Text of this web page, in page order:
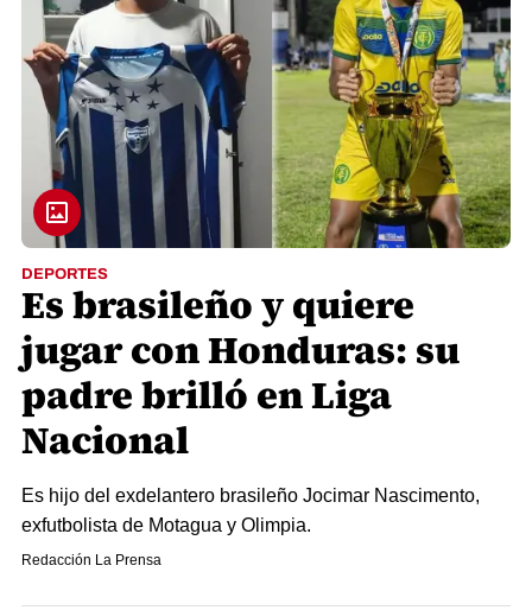
DEPORTES
Es brasileño y quiere
jugar con Honduras: su
padre brilló en Liga
Nacional
Es hijo del exdelantero brasileño Jocimar Nascimento,
exfutbolista de Motagua y Olimpia.
Redacción La Prensa